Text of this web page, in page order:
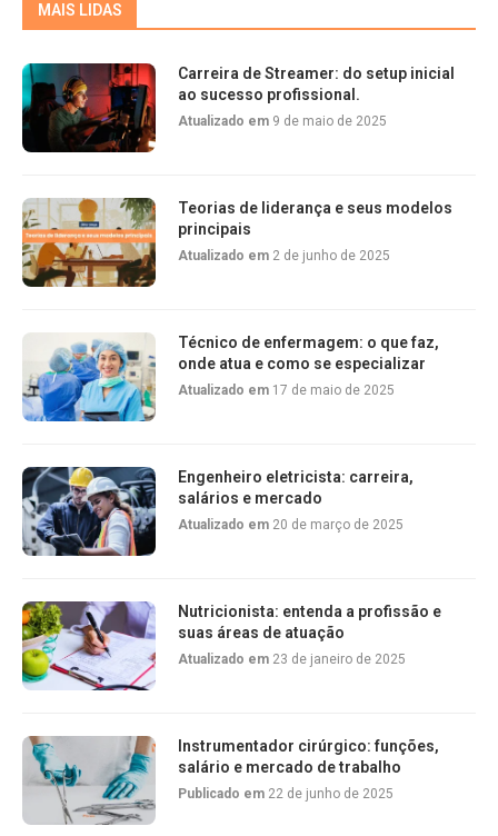
MAIS LIDAS
Carreira de Streamer: do setup inicial
ao sucesso profissional.
Atualizado em 9 de maio de 2025
Teorias de liderança e seus modelos
principais
Atualizado em 2 de junho de 2025
Técnico de enfermagem: o que faz,
onde atua e como se especializar
Atualizado em 17 de maio de 2025
Engenheiro eletricista: carreira,
salários e mercado
Atualizado em 20 de março de 2025
Nutricionista: entenda a profissão e
suas áreas de atuação
Atualizado em 23 de janeiro de 2025
Instrumentador cirúrgico: funções,
salário e mercado de trabalho
Publicado em 22 de junho de 2025